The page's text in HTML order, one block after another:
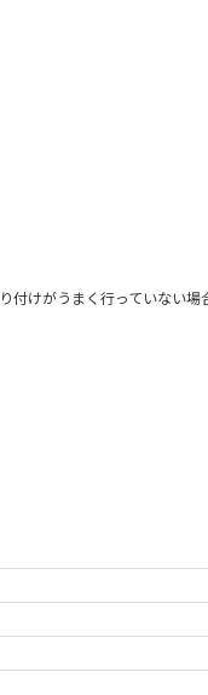
けがうまく行っていない